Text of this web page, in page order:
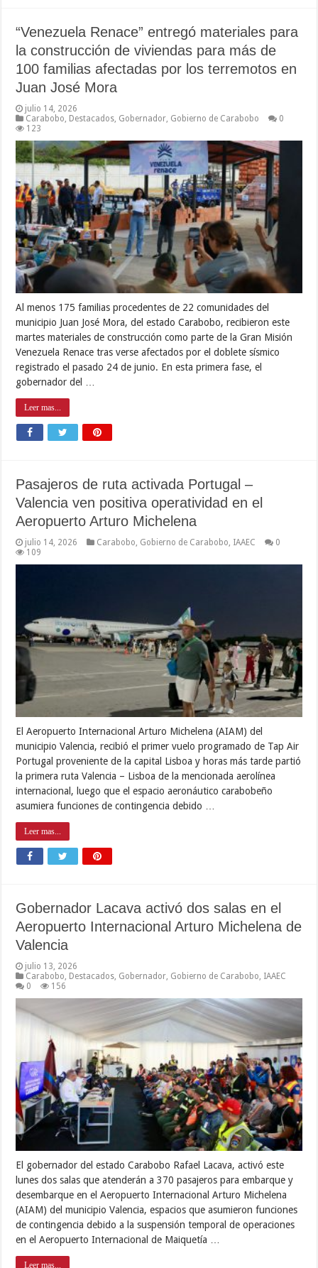
“Venezuela Renace” entregó materiales para
la construcción de viviendas para más de
100 familias afectadas por los terremotos en
Juan José Mora
julio 14, 2026
Carabobo, Destacados, Gobernador, Gobierno de Carabobo
0
123
Al menos 175 familias procedentes de 22 comunidades del
municipio Juan José Mora, del estado Carabobo, recibieron este
martes materiales de construcción como parte de la Gran Misión
Venezuela Renace tras verse afectados por el doblete sísmico
registrado el pasado 24 de junio. En esta primera fase, el
gobernador del …
Leer mas...
Pasajeros de ruta activada Portugal –
Valencia ven positiva operatividad en el
Aeropuerto Arturo Michelena
julio 14, 2026 Carabobo, Gobierno de Carabobo, IAAEC
0
109
El Aeropuerto Internacional Arturo Michelena (AIAM) del
municipio Valencia, recibió el primer vuelo programado de Tap Air
Portugal proveniente de la capital Lisboa y horas más tarde partió
la primera ruta Valencia – Lisboa de la mencionada aerolínea
internacional, luego que el espacio aeronáutico carabobeño
asumiera funciones de contingencia debido …
Leer mas...
Gobernador Lacava activó dos salas en el
Aeropuerto Internacional Arturo Michelena de
Valencia
julio 13, 2026
Carabobo, Destacados, Gobernador, Gobierno de Carabobo, IAAEC
0
156
El gobernador del estado Carabobo Rafael Lacava, activó este
lunes dos salas que atenderán a 370 pasajeros para embarque y
desembarque en el Aeropuerto Internacional Arturo Michelena
(AIAM) del municipio Valencia, espacios que asumieron funciones
de contingencia debido a la suspensión temporal de operaciones
en el Aeropuerto Internacional de Maiquetía …
Leer mas...